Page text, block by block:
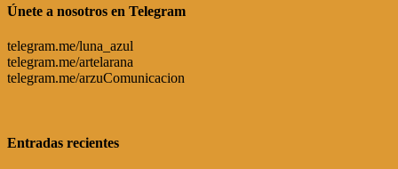
Únete a nosotros en Telegram
telegram.me/luna_azul
telegram.me/artelarana
telegram.me/arzuComunicacion
Entradas recientes